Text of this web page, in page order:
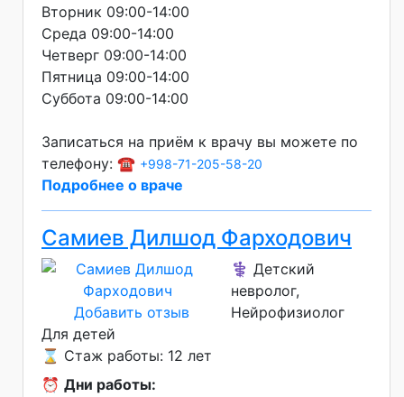
Вторник 09:00-14:00
Среда 09:00-14:00
Четверг 09:00-14:00
Пятница 09:00-14:00
Суббота 09:00-14:00
Записаться на приём к врачу вы можете по
телефону: ☎️ +998-71-205-58-20
Подробнее о враче
Самиев Дилшод Фарходович
Добавить отзыв
⚕️ Детский
невролог,
Нейрофизиолог
Для детей
⌛ Стаж работы: 12 лет
⏰ Дни работы: